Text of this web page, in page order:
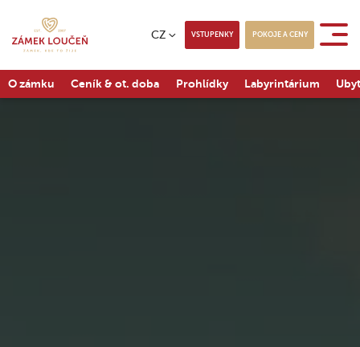
CZ VSTUPENKY POKOJE A CENY
O zámku Ceník & ot. doba Prohlídky Labyrintárium